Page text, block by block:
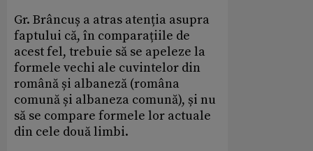
Gr. Brâncuș a atras atenția asupra
faptului că, în comparațiile de
acest fel, trebuie să se apeleze la
formele vechi ale cuvintelor din
română și albaneză (româna
comună și albaneza comună), și nu
să se compare formele lor actuale
din cele două limbi.